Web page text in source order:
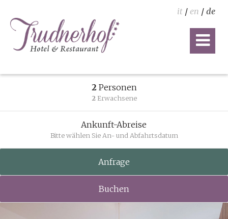
it / en / de
2 Personen
2 Erwachsene
Ankunft-Abreise
Bitte wählen Sie An- und Abfahrtsdatum
Anfrage
Buchen